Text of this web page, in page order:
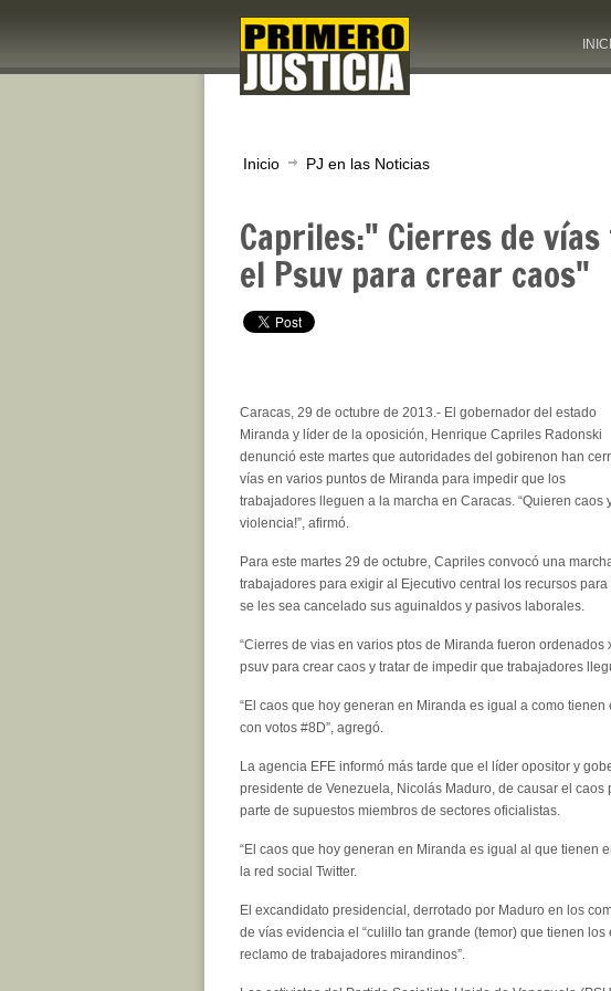
Inicio PJ en las Noticias
Capriles:" Cierres de
el Psuv para crear caos"
Caracas, 29 de octubre de 2013.- El gobernador del estado
Miranda y líder de la oposición, Henrique Capriles Radonski
denunció este martes que autoridades del gobirenon han
vías en varios puntos de Miranda para impedir que los
trabajadores lleguen a la marcha en Caracas. “Quieren caos
violencia!”, afirmó.
Para este martes 29 de octubre, Capriles convocó una
trabajadores para exigir al Ejecutivo central los recursos para
se les sea cancelado sus aguinaldos y pasivos laborales.
“Cierres de vias en varios ptos de Miranda fueron ordenados
psuv para crear caos y tratar de impedir que trabajadores
“El caos que hoy generan en Miranda es igual a como
con votos #8D”, agregó.
La agencia EFE informó más tarde que el líder opositor y
presidente de Venezuela, Nicolás Maduro, de causar el
parte de supuestos miembros de sectores oficialistas.
“El caos que hoy generan en Miranda es igual al que tienen
la red social Twitter.
El excandidato presidencial, derrotado por Maduro en los
de vías evidencia el “culillo tan grande (temor) que tienen
reclamo de trabajadores mirandinos”.